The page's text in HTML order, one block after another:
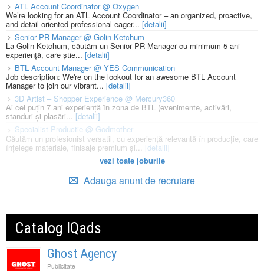
ATL Account Coordinator @ Oxygen
We’re looking for an ATL Account Coordinator – an organized, proactive,
and detail-oriented professional eager... [detalii]
Senior PR Manager @ Golin Ketchum
La Golin Ketchum, căutăm un Senior PR Manager cu minimum 5 ani
experiență, care știe... [detalii]
BTL Account Manager @ YES Communication
Job description: We're on the lookout for an awesome BTL Account
Manager to join our vibrant... [detalii]
3D Artist – Shopper Experience @ Mercury360
Ai cel puțin 7 ani experiență în zona de BTL (evenimente, activări,
standuri și plasări... [detalii]
Specialist Productie @ Godmother
Căutăm un profesionist versatil, cu experiență relevantă în producție, care
înțelege materiale, finisaje premium și... [detalii]
vezi toate joburile
Adauga anunt de recrutare
Catalog IQads
Ghost Agency
Publicitate